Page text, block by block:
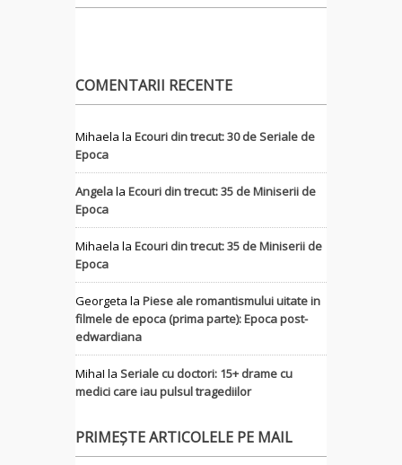
COMENTARII RECENTE
Mihaela la Ecouri din trecut: 30 de Seriale de
Epoca
Angelala Ecouri din trecut: 35 de Miniserii de
Epoca
Mihaela la Ecouri din trecut: 35 de Miniserii de
Epoca
Georgeta la Piese ale romantismului uitate in
filmele de epoca (prima parte): Epoca post-
edwardiana
MihaI la Seriale cu doctori: 15+ drame cu
medici care iau pulsul tragediilor
PRIMEȘTE ARTICOLELE PE MAIL